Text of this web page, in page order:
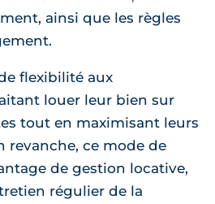
ainsi que les règles
flexibilité aux
louer leur bien sur
tout en maximisant leurs
revanche, ce mode de
de gestion locative,
régulier de la